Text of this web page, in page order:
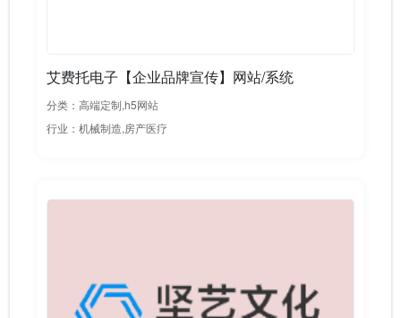
艾费托电子【企业品牌宣传】网站/系统
分类：高端定制,h5网站
行业：机械制造,房产医疗